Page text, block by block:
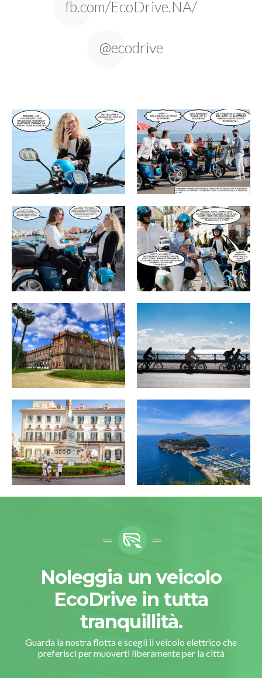
fb.com/EcoDrive.NA/
@ecodrive
Noleggia un veicolo
EcoDrive in tutta
tranquillità.
Guarda la nostra flotta e scegli il veicolo elettrico che
preferisci per muoverti liberamente per la città